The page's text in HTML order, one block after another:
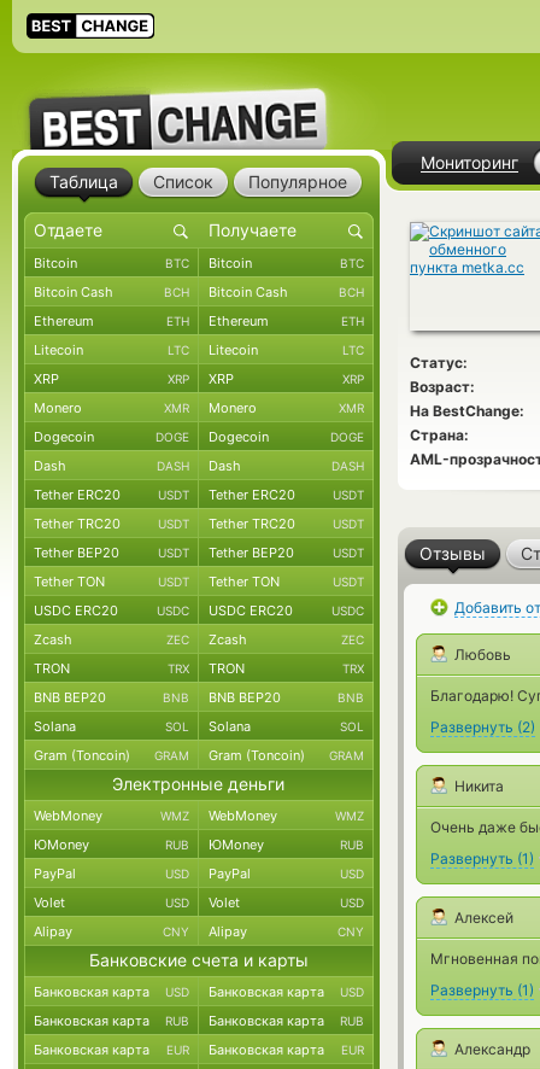
Мониторинг
Статус:
Возраст:
На BestChange:
Страна:
AML-
Отзывы
Добавить
Любовь
Благодарю!
Развернуть (2)
Никита
Очень даже
Развернуть (1)
Алексей
Мгновенная
Развернуть (1)
Александр
Таблица Список Популярное
Bitcoin BTC Bitcoin BTC
Bitcoin Cash BCH Bitcoin Cash BCH
Ethereum ETH Ethereum ETH
Litecoin LTC Litecoin LTC
XRP XRP XRP XRP
Monero XMR Monero XMR
Dogecoin DOGE Dogecoin DOGE
Dash DASH Dash DASH
Tether ERC20 USDT Tether ERC20 USDT
Tether TRC20 USDT Tether TRC20 USDT
Tether BEP20 USDT Tether BEP20 USDT
Tether TON USDT Tether TON USDT
USDC ERC20 USDC USDC ERC20 USDC
Zcash ZEC Zcash ZEC
TRON TRX TRON TRX
BNB BEP20 BNB BNB BEP20 BNB
Solana SOL Solana SOL
Gram (Toncoin) GRAM Gram (Toncoin) GRAM
Электронные деньги
WebMoney WMZ WebMoney WMZ
ЮMoney RUB ЮMoney RUB
PayPal USD PayPal USD
Volet USD Volet USD
Alipay CNY Alipay CNY
Банковские счета и карты
Банковская карта USD Банковская карта USD
Банковская карта RUB Банковская карта RUB
Банковская карта EUR Банковская карта EUR